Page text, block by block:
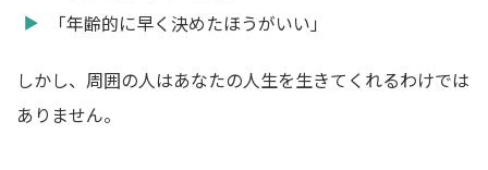
「年齢的に早く決めたほうがいい」
しかし、周囲の人はあなたの人生を生きてくれるわけでは
ありません。